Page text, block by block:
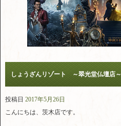
しょうざんリゾート ～翠光堂仏壇店～
投稿日 2017年5月26日
こんにちは、茨木店です。